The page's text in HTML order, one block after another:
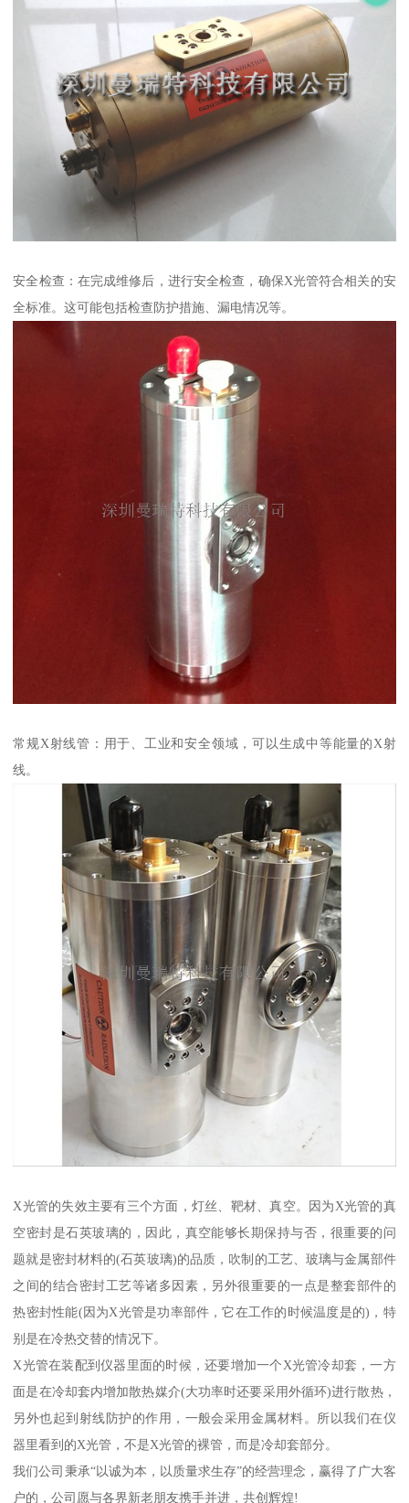
安全检查：在完成维修后，进行安全检查，确保X光管符合相关的安
全标准。这可能包括检查防护措施、漏电情况等。
常规X射线管：用于、工业和安全领域，可以生成中等能量的X射
线。
X光管的失效主要有三个方面，灯丝、靶材、真空。因为X光管的真
空密封是石英玻璃的，因此，真空能够长期保持与否，很重要的问
题就是密封材料的(石英玻璃)的品质，吹制的工艺、玻璃与金属部件
之间的结合密封工艺等诸多因素，另外很重要的一点是整套部件的
热密封性能(因为X光管是功率部件，它在工作的时候温度是的)，特
别是在冷热交替的情况下。
X光管在装配到仪器里面的时候，还要增加一个X光管冷却套，一方
面是在冷却套内增加散热媒介(大功率时还要采用外循环)进行散热，
另外也起到射线防护的作用，一般会采用金属材料。所以我们在仪
器里看到的X光管，不是X光管的裸管，而是冷却套部分。
我们公司秉承“以诚为本，以质量求生存”的经营理念，赢得了广大客
户的，公司愿与各界新老朋友携手并进，共创辉煌!